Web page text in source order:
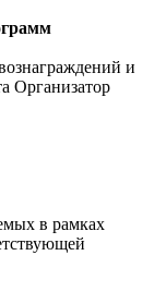
и
Организатор
в рамках